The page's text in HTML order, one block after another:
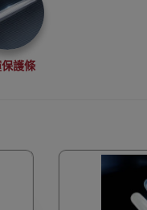
護條